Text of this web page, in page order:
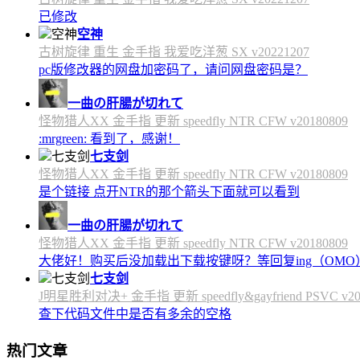
已修改
空神
古树旋律 重生 金手指 我爱吃洋葱 SX v20221207
pc版修改器的网盘加密码了，请问网盘密码是？
一曲の肝腸が切れて
怪物猎人XX 金手指 更新 speedfly NTR CFW v20180809
:mrgreen: 看到了，感谢！
七支剑
怪物猎人XX 金手指 更新 speedfly NTR CFW v20180809
是个链接 点开NTR的那个箭头下面就可以看到
一曲の肝腸が切れて
怪物猎人XX 金手指 更新 speedfly NTR CFW v20180809
大佬好！购买后没加载出下载按键呀？等回复ing（OMO
七支剑
J明星胜利对决+ 金手指 更新 speedfly&gayfriend PSVC
查下代码文件中是否有多余的空格
热门文章